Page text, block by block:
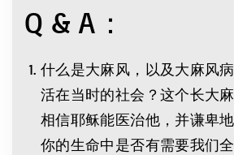
Q & A：
什么是大麻风，以及大麻风
活在当时的社会？这个长大
相信耶稣能医治他，并谦卑
你的生命中是否有需要我们